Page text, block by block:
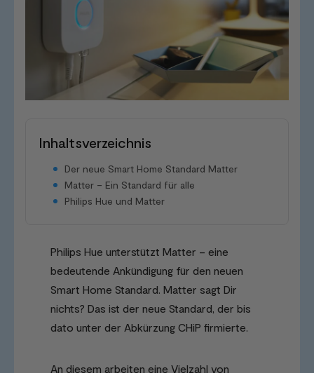
Inhaltsverzeichnis
Der neue Smart Home Standard Matter
Matter – Ein Standard für alle
Philips Hue und Matter
Philips Hue unterstützt Matter – eine
bedeutende Ankündigung für den neuen
Smart Home Standard. Matter sagt Dir
nichts? Das ist der neue Standard, der bis
dato unter der Abkürzung CHiP firmierte.
An diesem arbeiten eine Vielzahl von